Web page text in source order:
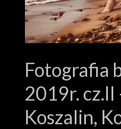
Fotografia
2019r. cz.II
Koszalin,